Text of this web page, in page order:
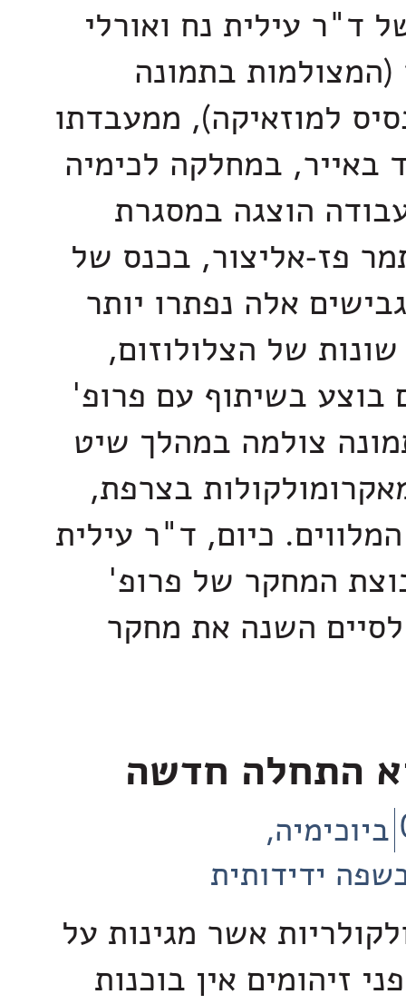
ד"ר עילית נח ואורלי
בתמונה
למוזאיקה), ממעבדתו
באייר, במחלקה לכימיה
הוצגה במסגרת
פז-אליצור, בכנס של
אלה נפתרו יותר
של הצלולוזום,
בוצע בשיתוף עם פרופ'
צולמה במהלך שיט
בצרפת,
כיום, ד"ר עילית
המחקר של פרופ'
השנה את מחקר
התחלה חדשה
ביוכימיה
ידידותית
אשר מגינות על
זיהומים אין בוכנות